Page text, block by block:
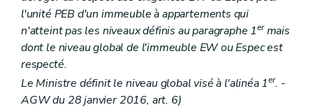
l'unité PEB d'un immeuble à appartements qui
n'atteint pas les niveaux définis au paragraphe 1ermais
dont le niveau global de l'immeuble EW ou Espec est
respecté.
Le Ministre définit le niveau global visé à l'alinéa 1er. -
AGW du 28 janvier 2016, art. 6)